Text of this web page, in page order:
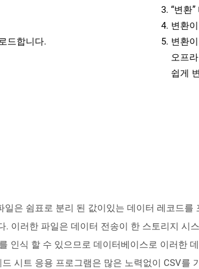
드합니다.
“변환
변환
변환
오프
쉽게
은 쉼표로 분리 된 값이있는 데이터 레코드
. 이러한 파일은 데이터 전송이 한 스토리지 시
인식 할 수 있으므로 데이터베이스로 이러한
시트 응용 프로그램은 많은 노력없이 CSV